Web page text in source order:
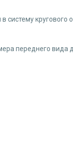
кругового
переднего вида